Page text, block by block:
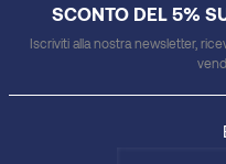
SCONTO DEL 5%
Iscriviti alla nostra newsletter,